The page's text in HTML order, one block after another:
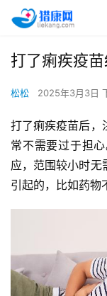
打了痢疾疫
松松 2025年3月3日
打了痢疾疫苗后，
常不需要过于担
应，范围较小时无
引起的，比如药物